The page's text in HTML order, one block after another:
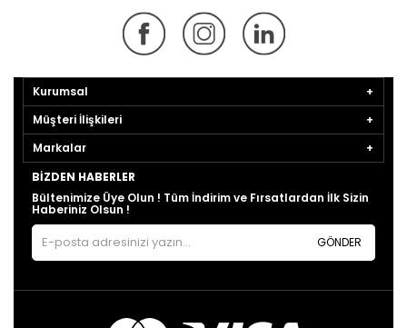
Kurumsal
Müşteri İlişkileri
Markalar
BIZDEN HABERLER
Bültenimize Üye Olun ! Tüm İndirim ve Fırsatlardan İlk Sizin
Haberiniz Olsun !
GÖNDER